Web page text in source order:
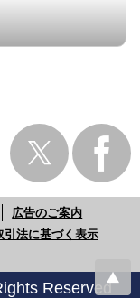
広告のご案内
引法に基づく表示
Reserved